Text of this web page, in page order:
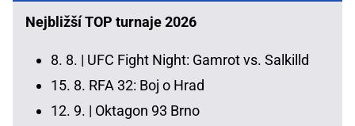
Nejbližší TOP turnaje 2026
8. 8. | UFC Fight Night: Gamrot vs. Salkilld
15. 8. RFA 32: Boj o Hrad
12. 9. | Oktagon 93 Brno